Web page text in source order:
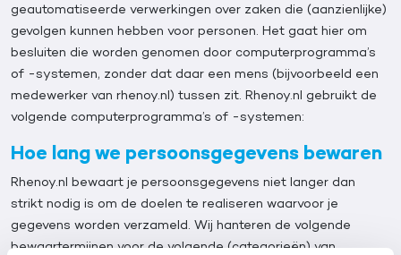
geautomatiseerde verwerkingen over zaken die (aanzienlijke)
gevolgen kunnen hebben voor personen. Het gaat hier om
besluiten die worden genomen door computerprogramma’s
of -systemen, zonder dat daar een mens (bijvoorbeeld een
medewerker van rhenoy.nl) tussen zit. Rhenoy.nl gebruikt de
volgende computerprogramma’s of -systemen:
Hoe lang we persoonsgegevens bewaren
Rhenoy.nl bewaart je persoonsgegevens niet langer dan
strikt nodig is om de doelen te realiseren waarvoor je
gegevens worden verzameld. Wij hanteren de volgende
bewaartermijnen voor de volgende (categorieën) van